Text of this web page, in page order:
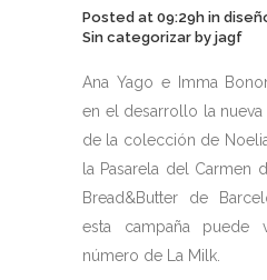
Posted at 09:29h in
Sin categorizar by jagf
Ana Yago e Imma
en el desarrollo la
de la colección de
la Pasarela del Carmen
Bread&Butter de
esta campaña puede
número de La Milk.